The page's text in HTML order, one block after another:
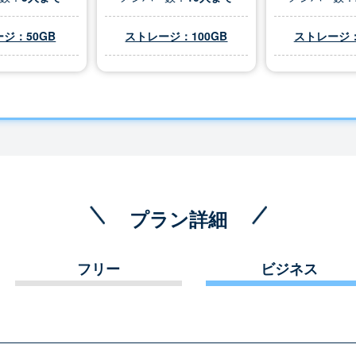
ジ：50GB ストレージ：100GB ストレージ
プラン詳細
フリー ビジネス